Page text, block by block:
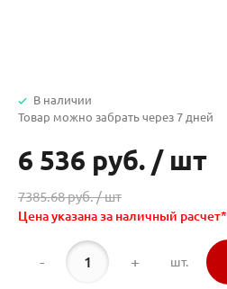
В наличии
Товар можно забрать через 7 дней
6 536 руб. / шт
7385.68 руб. /шт
Цена указана за наличный расчет*
- + шт.